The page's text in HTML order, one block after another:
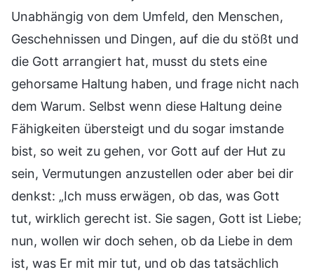
Unabhängig von dem Umfeld, den Menschen,
Geschehnissen und Dingen, auf die du stößt und
die Gott arrangiert hat, musst du stets eine
gehorsame Haltung haben, und frage nicht nach
dem Warum. Selbst wenn diese Haltung deine
Fähigkeiten übersteigt und du sogar imstande
bist, so weit zu gehen, vor Gott auf der Hut zu
sein, Vermutungen anzustellen oder aber bei dir
denkst: „Ich muss erwägen, ob das, was Gott
tut, wirklich gerecht ist. Sie sagen, Gott ist Liebe;
nun, wollen wir doch sehen, ob da Liebe in dem
ist, was Er mit mir tut, und ob das tatsächlich